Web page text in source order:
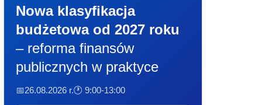
Nowa klasyfikacja
budżetowa od 2027 roku
– reforma finansów
publicznych w praktyce
📅26.08.2026 r.🕐 9:00-13:00